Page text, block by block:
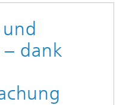
dank